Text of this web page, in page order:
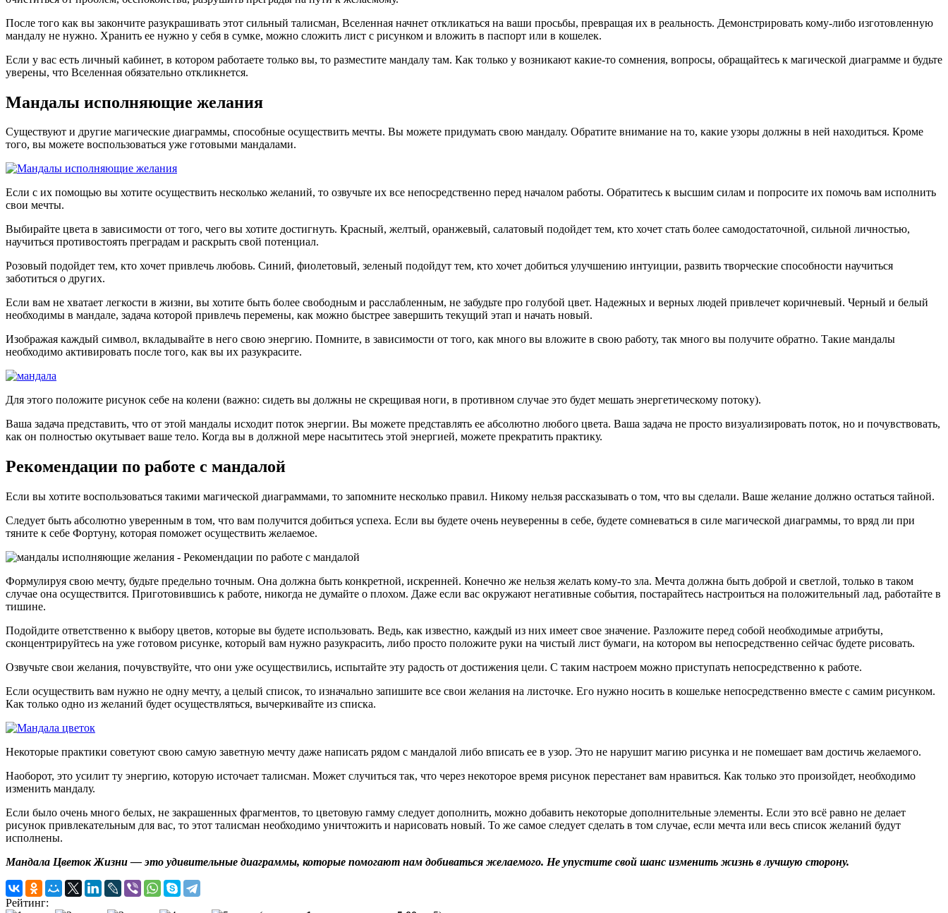
После того как вы закончите разукрашивать этот сильный талисман, Вселенная начнет откликаться на ваши просьбы, превращая их в реальность. Демонстрировать кому-либо изготовленную
мандалу не нужно. Хранить ее нужно у себя в сумке, можно сложить лист с рисунком и вложить в паспорт или в кошелек.
Если у вас есть личный кабинет, в котором работаете только вы, то разместите мандалу там. Как только у возникают какие-то сомнения, вопросы, обращайтесь к магической диаграмме и будьте
уверены, что Вселенная обязательно откликнется.
Мандалы исполняющие желания
Существуют и другие магические диаграммы, способные осуществить мечты. Вы можете придумать свою мандалу. Обратите внимание на то, какие узоры должны в ней находиться. Кроме
того, вы можете воспользоваться уже готовыми мандалами.
Если с их помощью вы хотите осуществить несколько желаний, то озвучьте их все непосредственно перед началом работы. Обратитесь к высшим силам и попросите их помочь вам исполнить
свои мечты.
Выбирайте цвета в зависимости от того, чего вы хотите достигнуть. Красный, желтый, оранжевый, салатовый подойдет тем, кто хочет стать более самодостаточной, сильной личностью,
научиться противостоять преградам и раскрыть свой потенциал.
Розовый подойдет тем, кто хочет привлечь любовь. Синий, фиолетовый, зеленый подойдут тем, кто хочет добиться улучшению интуиции, развить творческие способности научиться
заботиться о других.
Если вам не хватает легкости в жизни, вы хотите быть более свободным и расслабленным, не забудьте про голубой цвет. Надежных и верных людей привлечет коричневый. Черный и белый
необходимы в мандале, задача которой привлечь перемены, как можно быстрее завершить текущий этап и начать новый.
Изображая каждый символ, вкладывайте в него свою энергию. Помните, в зависимости от того, как много вы вложите в свою работу, так много вы получите обратно. Такие мандалы
необходимо активировать после того, как вы их разукрасите.
Для этого положите рисунок себе на колени (важно: сидеть вы должны не скрещивая ноги, в противном случае это будет мешать энергетическому потоку).
Ваша задача представить, что от этой мандалы исходит поток энергии. Вы можете представлять ее абсолютно любого цвета. Ваша задача не просто визуализировать поток, но и почувствовать,
как он полностью окутывает ваше тело. Когда вы в должной мере насытитесь этой энергией, можете прекратить практику.
Рекомендации по работе с мандалой
Если вы хотите воспользоваться такими магической диаграммами, то запомните несколько правил. Никому нельзя рассказывать о том, что вы сделали. Ваше желание должно остаться тайной.
Следует быть абсолютно уверенным в том, что вам получится добиться успеха. Если вы будете очень неуверенны в себе, будете сомневаться в силе магической диаграммы, то вряд ли при
тяните к себе Фортуну, которая поможет осуществить желаемое.
Формулируя свою мечту, будьте предельно точным. Она должна быть конкретной, искренней. Конечно же нельзя желать кому-то зла. Мечта должна быть доброй и светлой, только в таком
случае она осуществится. Приготовившись к работе, никогда не думайте о плохом. Даже если вас окружают негативные события, постарайтесь настроиться на положительный лад, работайте в
тишине.
Подойдите ответственно к выбору цветов, которые вы будете использовать. Ведь, как известно, каждый из них имеет свое значение. Разложите перед собой необходимые атрибуты,
сконцентрируйтесь на уже готовом рисунке, который вам нужно разукрасить, либо просто положите руки на чистый лист бумаги, на котором вы непосредственно сейчас будете рисовать.
Озвучьте свои желания, почувствуйте, что они уже осуществились, испытайте эту радость от достижения цели. С таким настроем можно приступать непосредственно к работе.
Если осуществить вам нужно не одну мечту, а целый список, то изначально запишите все свои желания на листочке. Его нужно носить в кошельке непосредственно вместе с самим рисунком.
Как только одно из желаний будет осуществляться, вычеркивайте из списка.
Некоторые практики советуют свою самую заветную мечту даже написать рядом с мандалой либо вписать ее в узор. Это не нарушит магию рисунка и не помешает вам достичь желаемого.
Наоборот, это усилит ту энергию, которую источает талисман. Может случиться так, что через некоторое время рисунок перестанет вам нравиться. Как только это произойдет, необходимо
изменить мандалу.
Если было очень много белых, не закрашенных фрагментов, то цветовую гамму следует дополнить, можно добавить некоторые дополнительные элементы. Если это всё равно не делает
рисунок привлекательным для вас, то этот талисман необходимо уничтожить и нарисовать новый. То же самое следует сделать в том случае, если мечта или весь список желаний будут
исполнены.
Мандала Цветок Жизни — это удивительные диаграммы, которые помогают нам добиваться желаемого. Не упустите свой шанс изменить жизнь в лучшую сторону.
Рейтинг: